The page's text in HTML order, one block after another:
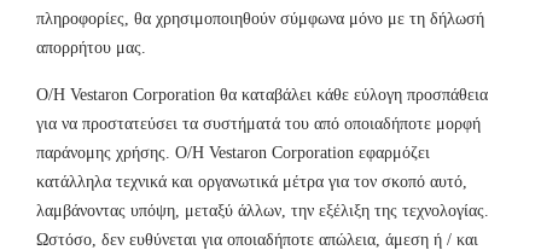
πληροφορίες, θα χρησιμοποιηθούν σύμφωνα μόνο με τη δήλωσή
απορρήτου μας.
Ο/Η Vestaron Corporation θα καταβάλει κάθε εύλογη προσπάθεια
για να προστατεύσει τα συστήματά του από οποιαδήποτε μορφή
παράνομης χρήσης. Ο/Η Vestaron Corporation εφαρμόζει
κατάλληλα τεχνικά και οργανωτικά μέτρα για τον σκοπό αυτό,
λαμβάνοντας υπόψη, μεταξύ άλλων, την εξέλιξη της τεχνολογίας.
Ωστόσο, δεν ευθύνεται για οποιαδήποτε απώλεια, άμεση ή / και